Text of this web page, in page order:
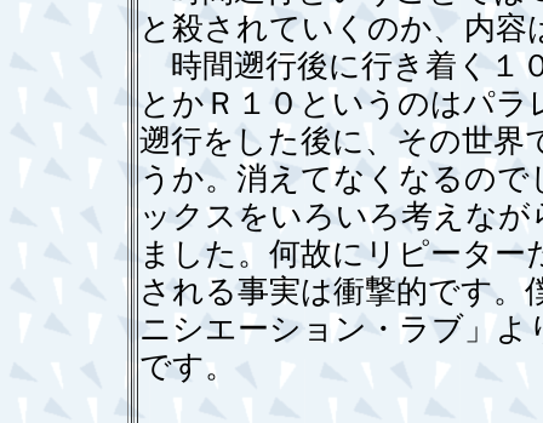
と殺されていくのか、内容
時間遡行後に行き着く１
とかＲ１０というのはパ
遡行をした後に、その世界
うか。消えてなくなるの
ックスをいろいろ考えな
ました。何故にリピータ
される事実は衝撃的です。
ニシエーション・ラブ」
です。